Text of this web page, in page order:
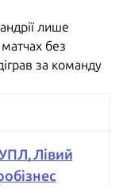
лише
без
за команду
Лівий